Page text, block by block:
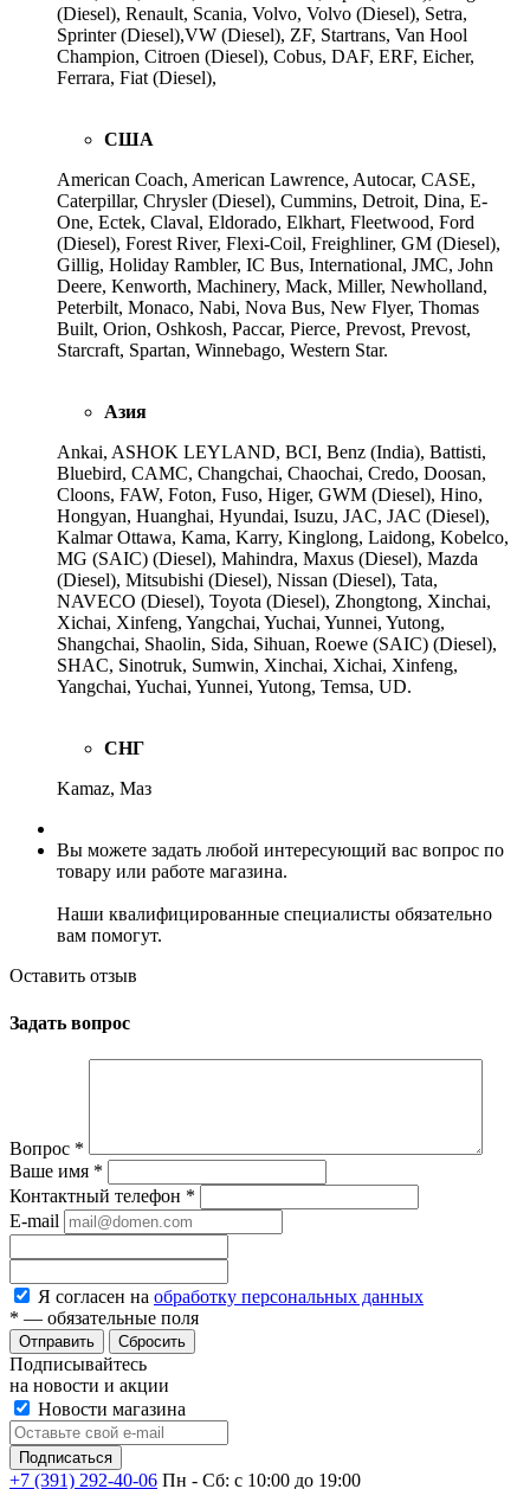
(Diesel), Renault, Scania, Volvo, Volvo (Diesel), Setra,
Sprinter (Diesel),VW (Diesel), ZF, Startrans, Van Hool
Champion, Citroen (Diesel), Cobus, DAF, ERF, Eicher,
Ferrara, Fiat (Diesel),
США
American Coach, American Lawrence, Autocar, CASE,
Caterpillar, Chrysler (Diesel), Cummins, Detroit, Dina, E-
One, Ectek, Claval, Eldorado, Elkhart, Fleetwood, Ford
(Diesel), Forest River, Flexi-Coil, Freighliner, GM (Diesel),
Gillig, Holiday Rambler, IC Bus, International, JMC, John
Deere, Kenworth, Machinery, Mack, Miller, Newholland,
Peterbilt, Monaco, Nabi, Nova Bus, New Flyer, Thomas
Built, Orion, Oshkosh, Paccar, Pierce, Prevost, Prevost,
Starcraft, Spartan, Winnebago, Western Star.
Азия
Ankai, ASHOK LEYLAND, BCI, Benz (India), Battisti,
Bluebird, CAMC, Changchai, Chaochai, Credo, Doosan,
Cloons, FAW, Foton, Fuso, Higer, GWM (Diesel), Hino,
Hongyan, Huanghai, Hyundai, Isuzu, JAC, JAC (Diesel),
Kalmar Ottawa, Kama, Karry, Kinglong, Laidong, Kobelco,
MG (SAIC) (Diesel), Mahindra, Maxus (Diesel), Mazda
(Diesel), Mitsubishi (Diesel), Nissan (Diesel), Tata,
NAVECO (Diesel), Toyota (Diesel), Zhongtong, Xinchai,
Xichai, Xinfeng, Yangchai, Yuchai, Yunnei, Yutong,
Shangchai, Shaolin, Sida, Sihuan, Roewe (SAIC) (Diesel),
SHAC, Sinotruk, Sumwin, Xinchai, Xichai, Xinfeng,
Yangchai, Yuchai, Yunnei, Yutong, Temsa, UD.
СНГ
Kamaz, Maз
Вы можете задать любой интересующий вас вопрос по
товару или работе магазина.
Наши квалифицированные специалисты обязательно
вам помогут.
Оставить отзыв
Задать вопрос
Вопрос *
Ваше имя *
Контактный телефон *
E-mail
Я согласен на обработку персональных данных
* — обязательные поля
Сбросить
Подписывайтесь
на новости и акции
Новости магазина
+7 (391) 292-40-06 Пн - Сб: c 10:00 до 19:00